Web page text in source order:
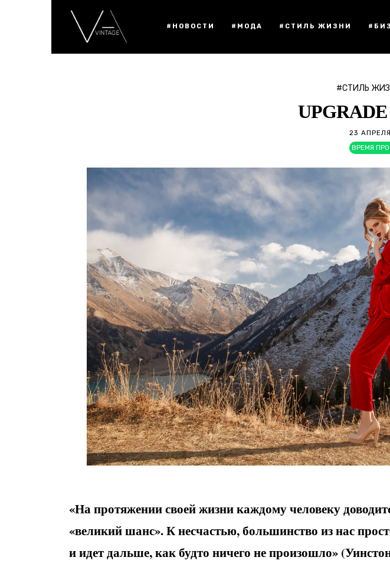
#НОВОСТИ #МОДА #СТИЛЬ ЖИЗНИ
#СТИЛЬ
23
ВРЕМЯ
«На протяжении своей жизни каждому человеку
«великий шанс». К несчастью, большинство из нас
и идет дальше, как будто ничего не произошло»